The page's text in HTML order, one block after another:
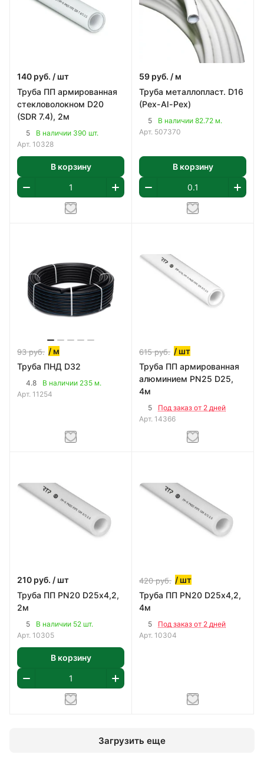
140 руб. / шт
Труба ПП армированная
стекловолокном D20
(SDR 7.4), 2м
5
В наличии 390 шт.
Арт. 10328
В корзину
59 руб. / м
Труба металлопласт. D16
(Pex-Al-Pex)
5
В наличии 82.72 м.
Арт. 507370
В корзину
93руб. / м
Труба ПНД D32
4.8
В наличии 235 м.
Арт. 11254
615руб. / шт
Труба ПП армированная
алюминием PN25 D25,
4м
5
Под заказ от 2 дней
Арт. 14366
210 руб. / шт
Труба ПП PN20 D25х4,2,
2м
5
В наличии 52 шт.
Арт. 10305
В корзину
420руб. / шт
Труба ПП PN20 D25х4,2,
4м
5
Под заказ от 2 дней
Арт. 10304
Загрузить еще